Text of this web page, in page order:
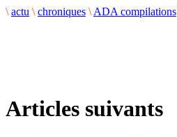
\ actu \ chroniques \ ADA compilations
Articles suivants